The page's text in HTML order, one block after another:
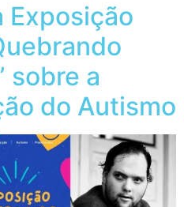
Exposição
sobre a
do Autismo